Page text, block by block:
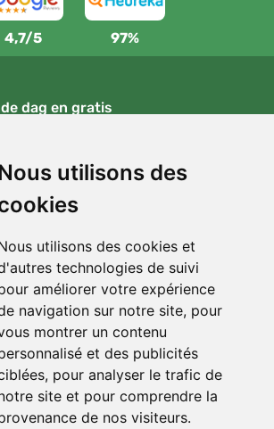
utilisons des
utilisons des cookies et
technologies de suivi
améliorer votre expérience
navigation sur notre site, pour
montrer un contenu
et des publicités
pour analyser le trafic de
site et pour comprendre la
de nos visiteurs.
4,7/5 97%
dag en gratis
voor bestellingen boven 95 EUR
en retourneren
op elk gewenst moment binnen 90
of ruilen
Trees.org
planten we een boom! Lees meer